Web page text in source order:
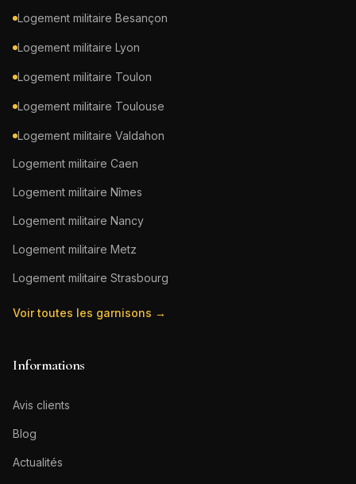
Logement militaire Besançon
Logement militaire Lyon
Logement militaire Toulon
Logement militaire Toulouse
Logement militaire Valdahon
Logement militaire Caen
Logement militaire Nîmes
Logement militaire Nancy
Logement militaire Metz
Logement militaire Strasbourg
Voir toutes les garnisons →
Informations
Avis clients
Blog
Actualités